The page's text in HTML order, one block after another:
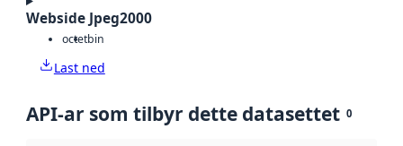
Webside Jpeg2000
octetbin
Last ned
API-ar som tilbyr dette datasettet 0